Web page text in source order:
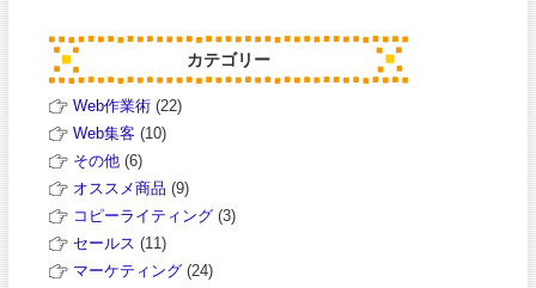
カテゴリー
Web作業術 (22)
Web集客 (10)
その他 (6)
オススメ商品 (9)
コピーライティング (3)
セールス (11)
マーケティング (24)